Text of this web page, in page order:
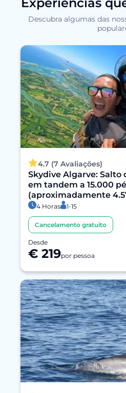
Descubra algumas das
4.7 (7 Avaliações)
Skydive Algarve: Salto
em tandem a 15.000
(aproximadamente
4 Horas 1-15
Cancelamento gratuito
Desde
€ 219por pessoa